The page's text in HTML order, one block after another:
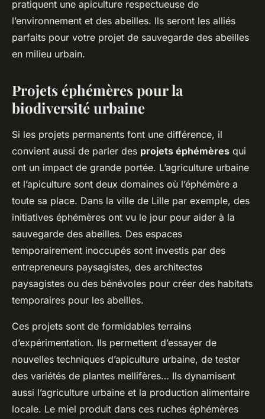
pratiquent une apiculture respectueuse de
l’environnement et des abeilles. Ils seront les alliés
parfaits pour votre projet de sauvegarde des abeilles
en milieu urbain.
Projets éphémères pour la
biodiversité urbaine
Si les projets permanents font une différence, il
convient aussi de parler des projets éphémères qui
ont un impact de grande portée. L’agriculture urbaine
et l’apiculture sont deux domaines où l’éphémère a
toute sa place. Dans la ville de Lille par exemple, des
initiatives éphémères ont vu le jour pour aider à la
sauvegarde des abeilles. Des espaces
temporairement inoccupés sont investis par des
entrepreneurs paysagistes, des architectes
paysagistes ou des bénévoles pour créer des habitats
temporaires pour les abeilles.
Ces projets sont de formidables terrains
d’expérimentation. Ils permettent d’essayer de
nouvelles techniques d’apiculture urbaine, de tester
des variétés de plantes mellifères… Ils dynamisent
aussi l’agriculture urbaine et la production alimentaire
locale. Le miel produit dans ces ruches éphémères